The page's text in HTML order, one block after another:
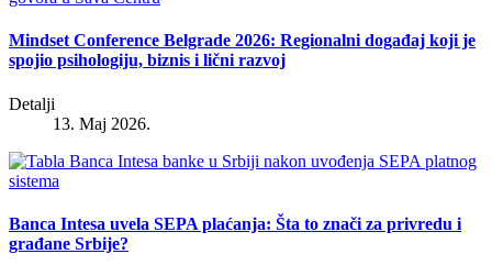
Mindset Conference Belgrade 2026: Regionalni događaj koji je
spojio psihologiju, biznis i lični razvoj
Detalji
13. Maj 2026.
Banca Intesa uvela SEPA plaćanja: Šta to znači za privredu i
građane Srbije?